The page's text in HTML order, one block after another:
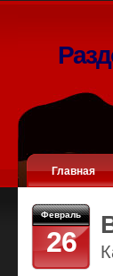
Главная
Февраль
26